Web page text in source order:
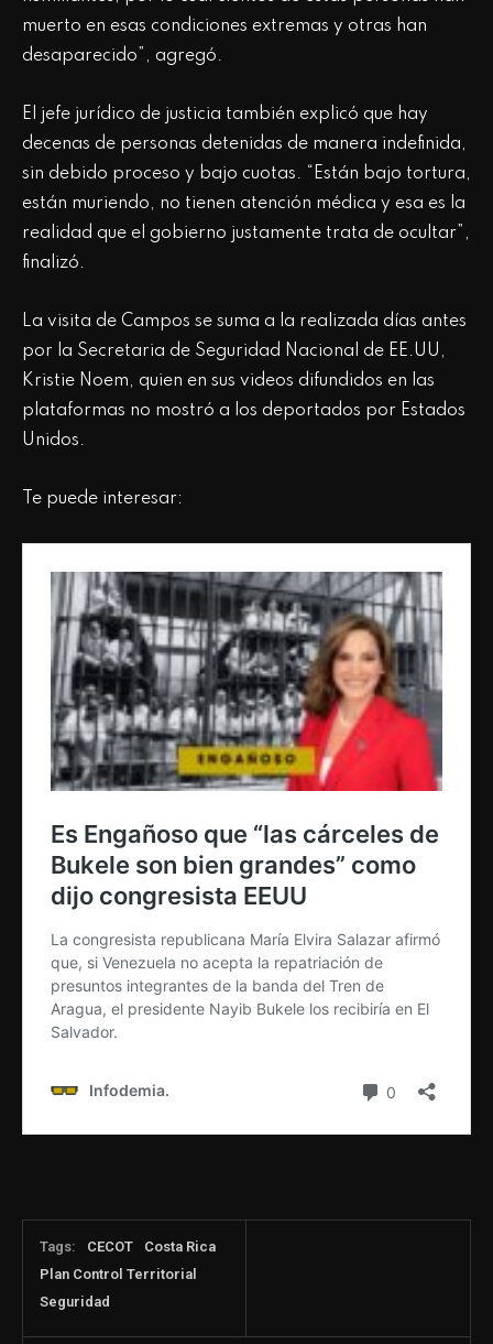
muerto en esas condiciones extremas y otras han
desaparecido”, agregó.
El jefe jurídico de justicia también explicó que hay
decenas de personas detenidas de manera indefinida,
sin debido proceso y bajo cuotas. “Están bajo tortura,
están muriendo, no tienen atención médica y esa es la
realidad que el gobierno justamente trata de ocultar”,
finalizó.
La visita de Campos se suma a la realizada días antes
por la Secretaria de Seguridad Nacional de EE.UU,
Kristie Noem, quien en sus videos difundidos en las
plataformas no mostró a los deportados por Estados
Unidos.
Te puede interesar:
Tags: CECOT
Costa Rica
Plan Control Territorial
Seguridad